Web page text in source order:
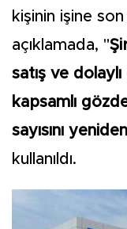
kişinin işine
açıklamada, "
satış ve
kapsamlı
sayısını
kullanıldı.